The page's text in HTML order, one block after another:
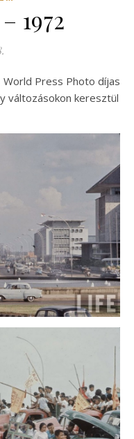
1972
World Press Photo díjas
változásokon keresztül